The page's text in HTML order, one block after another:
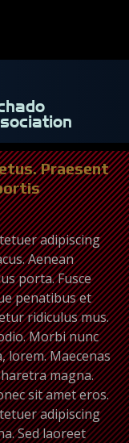
Praesent
adipiscing
Aenean
porta. Fusce
penatibus et
ridiculus mus.
Morbi nunc
lorem. Maecenas
magna.
sit amet eros.
adipiscing
Sed laoreet